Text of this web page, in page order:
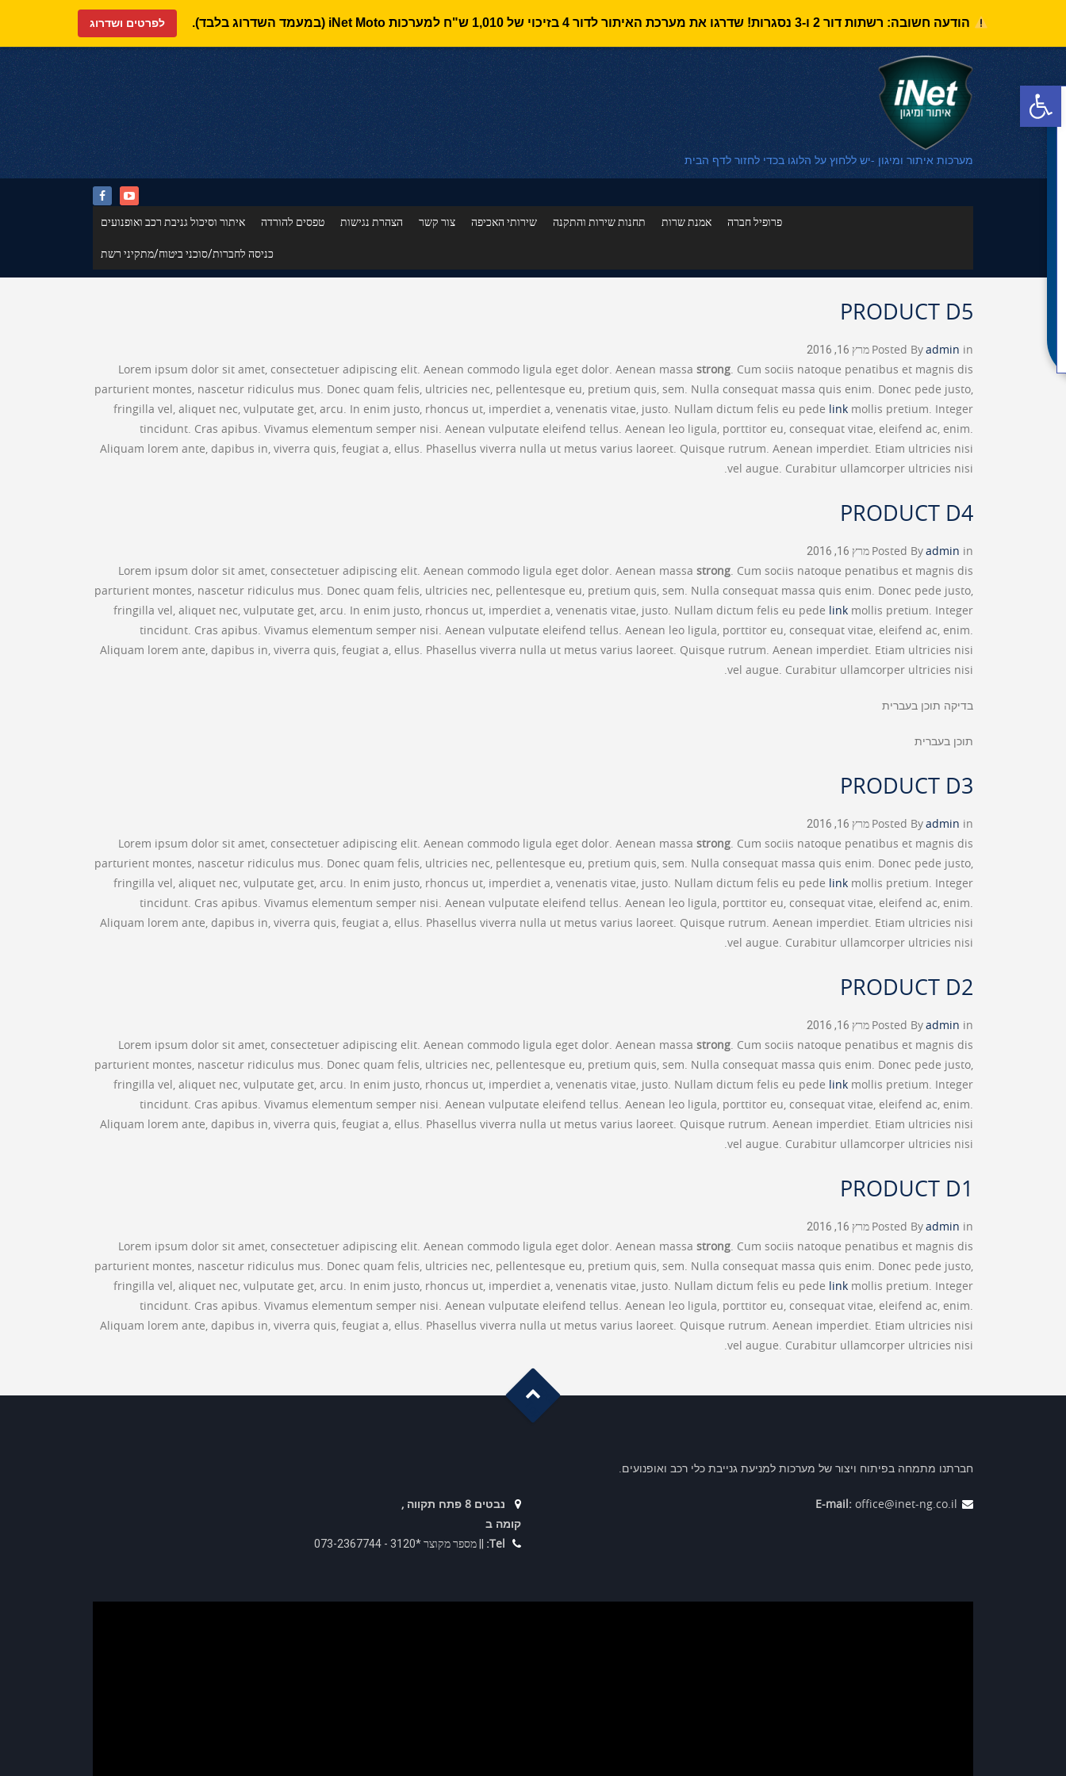
פתח סרגל נגישות
הודעה חשובה: רשתות דור 2 ו-3 נסגרות! שדרגו את מערכת האיתור לדור 4 בזיכוי של 1,010 ש"ח למערכות iNet Moto (במעמד השדרוג בלבד). לפרטים ושדרוג
מערכות איתור ומיגון -יש ללחוץ על הלוגו בכדי לחזור לדף הבית
פרופיל חברה אמנת שרות תחנות שירות והתקנה שירותי האכיפה צור קשר הצהרת נגישות טפסים להורדה איתור וסיכול גניבת רכב ואופנועים
כניסה לחברות/סוכני ביטוח/מתקיני רשת
PRODUCT D5
Posted Byadmin in מרץ 16, 2016
Lorem ipsum dolor sit amet, consectetuer adipiscing elit. Aenean commodo ligula eget dolor. Aenean massa strong. Cum sociis natoque penatibus et magnis dis
parturient montes, nascetur ridiculus mus. Donec quam felis, ultricies nec, pellentesque eu, pretium quis, sem. Nulla consequat massa quis enim. Donec pede justo,
fringilla vel, aliquet nec, vulputate get, arcu. In enim justo, rhoncus ut, imperdiet a, venenatis vitae, justo. Nullam dictum felis eu pede link mollis pretium. Integer
tincidunt. Cras apibus. Vivamus elementum semper nisi. Aenean vulputate eleifend tellus. Aenean leo ligula, porttitor eu, consequat vitae, eleifend ac, enim.
Aliquam lorem ante, dapibus in, viverra quis, feugiat a, ellus. Phasellus viverra nulla ut metus varius laoreet. Quisque rutrum. Aenean imperdiet. Etiam ultricies nisi
vel augue. Curabitur ullamcorper ultricies nisi.
PRODUCT D4
Posted Byadmin in מרץ 16, 2016
Lorem ipsum dolor sit amet, consectetuer adipiscing elit. Aenean commodo ligula eget dolor. Aenean massa strong. Cum sociis natoque penatibus et magnis dis
parturient montes, nascetur ridiculus mus. Donec quam felis, ultricies nec, pellentesque eu, pretium quis, sem. Nulla consequat massa quis enim. Donec pede justo,
fringilla vel, aliquet nec, vulputate get, arcu. In enim justo, rhoncus ut, imperdiet a, venenatis vitae, justo. Nullam dictum felis eu pede link mollis pretium. Integer
tincidunt. Cras apibus. Vivamus elementum semper nisi. Aenean vulputate eleifend tellus. Aenean leo ligula, porttitor eu, consequat vitae, eleifend ac, enim.
Aliquam lorem ante, dapibus in, viverra quis, feugiat a, ellus. Phasellus viverra nulla ut metus varius laoreet. Quisque rutrum. Aenean imperdiet. Etiam ultricies nisi
vel augue. Curabitur ullamcorper ultricies nisi.
בדיקה תוכן בעברית
תוכן בעברית
PRODUCT D3
Posted Byadmin in מרץ 16, 2016
Lorem ipsum dolor sit amet, consectetuer adipiscing elit. Aenean commodo ligula eget dolor. Aenean massa strong. Cum sociis natoque penatibus et magnis dis
parturient montes, nascetur ridiculus mus. Donec quam felis, ultricies nec, pellentesque eu, pretium quis, sem. Nulla consequat massa quis enim. Donec pede justo,
fringilla vel, aliquet nec, vulputate get, arcu. In enim justo, rhoncus ut, imperdiet a, venenatis vitae, justo. Nullam dictum felis eu pede link mollis pretium. Integer
tincidunt. Cras apibus. Vivamus elementum semper nisi. Aenean vulputate eleifend tellus. Aenean leo ligula, porttitor eu, consequat vitae, eleifend ac, enim.
Aliquam lorem ante, dapibus in, viverra quis, feugiat a, ellus. Phasellus viverra nulla ut metus varius laoreet. Quisque rutrum. Aenean imperdiet. Etiam ultricies nisi
vel augue. Curabitur ullamcorper ultricies nisi.
PRODUCT D2
Posted Byadmin in מרץ 16, 2016
Lorem ipsum dolor sit amet, consectetuer adipiscing elit. Aenean commodo ligula eget dolor. Aenean massa strong. Cum sociis natoque penatibus et magnis dis
parturient montes, nascetur ridiculus mus. Donec quam felis, ultricies nec, pellentesque eu, pretium quis, sem. Nulla consequat massa quis enim. Donec pede justo,
fringilla vel, aliquet nec, vulputate get, arcu. In enim justo, rhoncus ut, imperdiet a, venenatis vitae, justo. Nullam dictum felis eu pede link mollis pretium. Integer
tincidunt. Cras apibus. Vivamus elementum semper nisi. Aenean vulputate eleifend tellus. Aenean leo ligula, porttitor eu, consequat vitae, eleifend ac, enim.
Aliquam lorem ante, dapibus in, viverra quis, feugiat a, ellus. Phasellus viverra nulla ut metus varius laoreet. Quisque rutrum. Aenean imperdiet. Etiam ultricies nisi
vel augue. Curabitur ullamcorper ultricies nisi.
PRODUCT D1
Posted Byadmin in מרץ 16, 2016
Lorem ipsum dolor sit amet, consectetuer adipiscing elit. Aenean commodo ligula eget dolor. Aenean massa strong. Cum sociis natoque penatibus et magnis dis
parturient montes, nascetur ridiculus mus. Donec quam felis, ultricies nec, pellentesque eu, pretium quis, sem. Nulla consequat massa quis enim. Donec pede justo,
fringilla vel, aliquet nec, vulputate get, arcu. In enim justo, rhoncus ut, imperdiet a, venenatis vitae, justo. Nullam dictum felis eu pede link mollis pretium. Integer
tincidunt. Cras apibus. Vivamus elementum semper nisi. Aenean vulputate eleifend tellus. Aenean leo ligula, porttitor eu, consequat vitae, eleifend ac, enim.
Aliquam lorem ante, dapibus in, viverra quis, feugiat a, ellus. Phasellus viverra nulla ut metus varius laoreet. Quisque rutrum. Aenean imperdiet. Etiam ultricies nisi
vel augue. Curabitur ullamcorper ultricies nisi.
חברתנו מתמחה בפיתוח ויצור של מערכות למניעת גנייבת כלי רכב ואופנועים.
נבטים 8 פתח תקווה ,
קומה ב
Tel:
|| מספר מקוצר *3120 - 073-2367744
E-mail: office@inet-ng.co.il
G
o
t
o
T
o
p